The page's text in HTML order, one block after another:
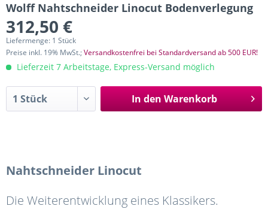
Wolff Nahtschneider Linocut Bodenverlegung
312,50 €
Liefermenge: 1 Stück
Preise inkl. 19% MwSt.;Versandkostenfrei bei Standardversand ab 500 EUR!
Lieferzeit 7 Arbeitstage, Express-Versand möglich
In den Warenkorb
Nahtschneider Linocut
Die Weiterentwicklung eines Klassikers.